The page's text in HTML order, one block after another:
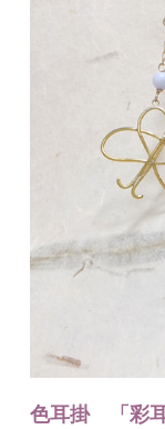
色耳掛 「彩